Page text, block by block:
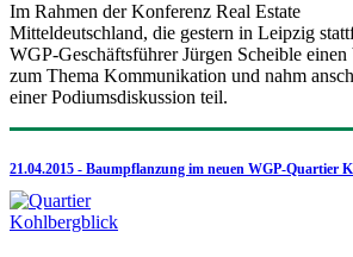
Im Rahmen der Konferenz Real Estate
Mitteldeutschland, die gestern in Leipzig
WGP-Geschäftsführer Jürgen Scheible einen
zum Thema Kommunikation und nahm
einer Podiumsdiskussion teil.
21.04.2015 - Baumpflanzung im neuen WGP-Quartier